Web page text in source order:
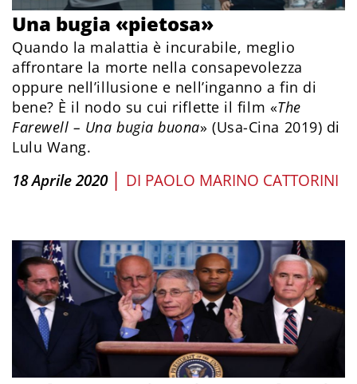
Una bugia «pietosa»
Quando la malattia è incurabile, meglio
affrontare la morte nella consapevolezza
oppure nell’illusione e nell’inganno a fin di
bene? È il nodo su cui riflette il film «The
Farewell – Una bugia buona» (Usa-Cina 2019) di
Lulu Wang.
18 Aprile 2020 | DI PAOLO MARINO CATTORINI